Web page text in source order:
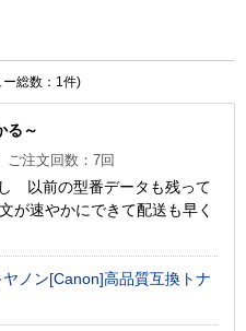
ー総数：1件)
る～
ご注文回数：7回
以前の型番データも残って
が速やかにできて配送も早く
ノン[Canon]高品質互換トナ